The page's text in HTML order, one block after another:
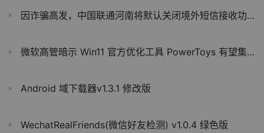
因诈骗高发，中国联通河南将默认关闭境外短信接收功能
微软高管暗示 Win11 官方优化工具 PowerToys 有望集成“屏幕补光灯”功能
Android 域下载器v1.3.1 修改版
WechatRealFriends(微信好友检测) v1.0.4 绿色版